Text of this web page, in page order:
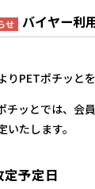
せ バイヤー利
りPETポチッと
チッとでは、会
いたします。
予定日